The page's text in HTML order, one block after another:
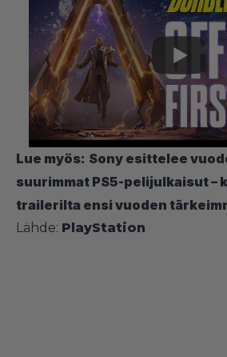
Lue myös: Sony esittelee
suurimmat PS5-pelijulkaisut –
trailerilta ensi vuoden
Lähde: PlayStation